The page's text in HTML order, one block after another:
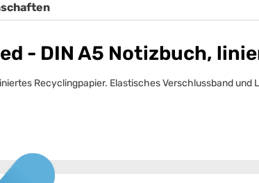
- DIN A5 Notizbuch,
Recyclingpapier. Elastisches Verschlussband